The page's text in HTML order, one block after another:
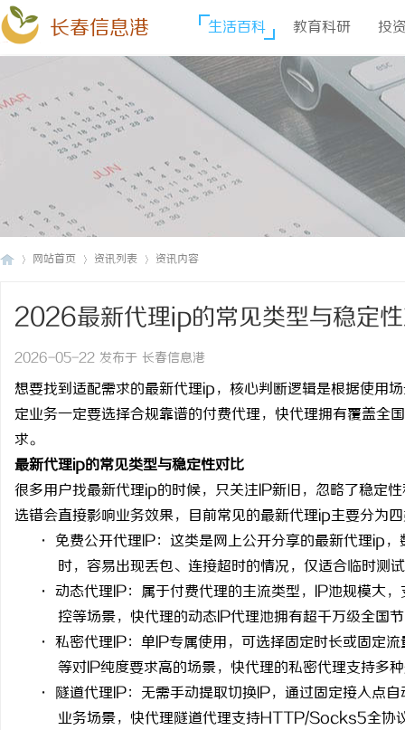
长春信息港 生活百科 教育科研 投
网站首页 资讯列表 资讯内容
2026最新代理ip的常见类型与稳定
2026-05-22 发布于 长春信息港
想要找到适配需求的最新代理ip ，核心判断逻辑是根据使用
定业务一定要选择合规靠谱的付费代理，快代理拥有覆盖全
求。
最新代理ip的常见类型与稳定性对比
很多用户找最新代理ip的时候，只关注 IP新旧，忽略了稳定
选错会直接影响业务效果，目前常见的最新代理ip主要分为
· 免费公开代理 IP：这类是网上公开分享的最新代理ip
时，容易出现丢包、连接超时的情况，仅适合临时测
· 动态代理 IP：属于付费代理的主流类型， IP池规模大
控等场景，快代理的动态 IP代理池拥有超千万级全国
· 私密代理 IP：单 IP专属使用，可选择固定时长或固定
等对 IP纯度要求高的场景，快代理的私密代理支持多
·
隧道代理 IP：无需手动提取切换 IP，通过固定接入点自
业务场景，快代理隧道代理支持HTTP/Socks5全协